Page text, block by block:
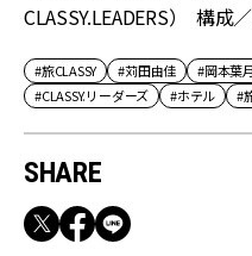
CLASSY.LEADERS） 構成
#旅CLASSY #苅田由佳 #岡本葉
#CLASSY.リーダーズ
#ホテル #
SHARE